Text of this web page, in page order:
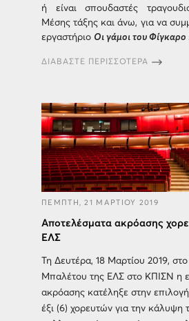
ή είναι σπουδαστές
Μέσης τάξης και άνω, για να
εργαστήριο Οι γάμοι του
ΔΙΑΒΑΣΤΕ ΠΕΡΙΣΣΟΤΕΡΑ
ΠΕΜΠΤΗ, 21 ΜΑΡΤΙΟΥ 2019
Αποτελέσματα ακρόασης
ΕΛΣ
Τη Δευτέρα, 18 Μαρτίου 2019, στο
Μπαλέτου της ΕΛΣ στο ΚΠΙΣΝ η
ακρόασης κατέληξε στην
έξι (6) χορευτών για την κάλυψη